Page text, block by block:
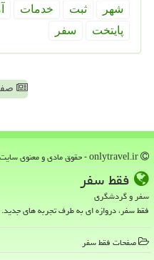
شهر ثبت خدمات
پایتخت
سفر
فقط سفر
سفر و گردشگری
فقط سفر، دروازه ای به طرف تجربه های جدید.
صفحات فقط سفر